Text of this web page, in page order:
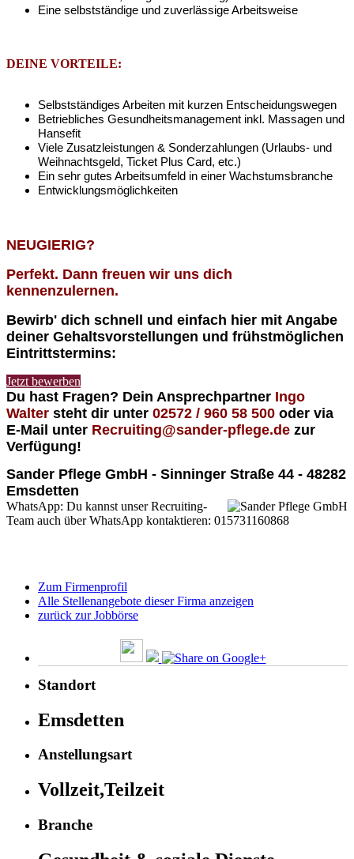
Eine selbstständige und zuverlässige Arbeitsweise
DEINE VORTEILE:
Selbstständiges Arbeiten mit kurzen Entscheidungswegen
Betriebliches Gesundheitsmanagement inkl. Massagen und
Hansefit
Viele Zusatzleistungen & Sonderzahlungen (Urlaubs- und
Weihnachtsgeld, Ticket Plus Card, etc.)
Ein sehr gutes Arbeitsumfeld in einer Wachstumsbranche
Entwicklungsmöglichkeiten
NEUGIERIG?
Perfekt. Dann freuen wir uns dich
kennenzulernen.
Bewirb' dich schnell und einfach hier mit Angabe
deiner Gehaltsvorstellungen und frühstmöglichen
Eintrittstermins:
Jetzt bewerben
Du hast Fragen? Dein Ansprechpartner Ingo
Walter steht dir unter 02572 / 960 58 500 oder via
E-Mail unter Recruiting@sander-pflege.de zur
Verfügung!
Sander Pflege GmbH - Sinninger Straße 44 - 48282
Emsdetten
WhatsApp: Du kannst unser Recruiting-
Team auch über WhatsApp kontaktieren: 015731160868
Zum Firmenprofil
Alle Stellenangebote dieser Firma anzeigen
zurück zur Jobbörse
Standort
Emsdetten
Anstellungsart
Vollzeit,Teilzeit
Branche